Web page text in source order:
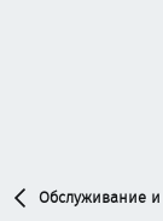
Обслуживание и